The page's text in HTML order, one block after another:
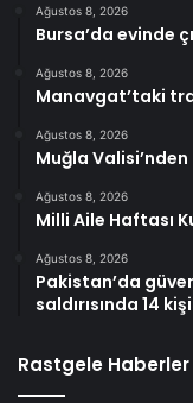
Ağustos 8, 2026
Bursa’da evinde
Ağustos 8, 2026
Manavgat’taki
Ağustos 8, 2026
Muğla
Ağustos 8, 2026
Milli Aile Haftası
Ağustos 8, 2026
Pakistan’da
saldırısında 14
Rastgele Haberler